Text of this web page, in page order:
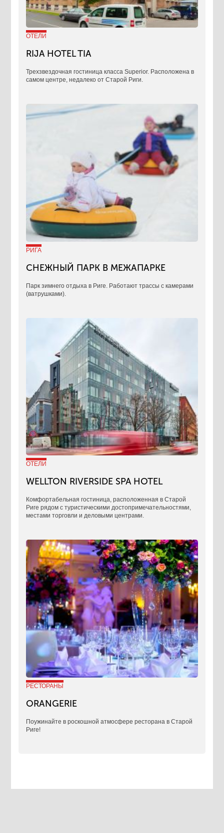
ОТЕЛИ
RIJA HOTEL TIA
Трехзвездочная гостиница класса Superior. Расположена в
самом центре, недалеко от Старой Риги.
РИГА
СНЕЖНЫЙ ПАРК В МЕЖАПАРКЕ
Парк зимнего отдыха в Риге. Работают трассы с камерами
(ватрушками).
ОТЕЛИ
WELLTON RIVERSIDE SPA HOTEL
Комфортабельная гостиница, расположенная в Старой
Риге рядом с туристическими достопримечательностями,
местами торговли и деловыми центрами.
РЕСТОРАНЫ
ORANGERIE
Поужинайте в роскошной атмосфере ресторана в Старой
Риге!